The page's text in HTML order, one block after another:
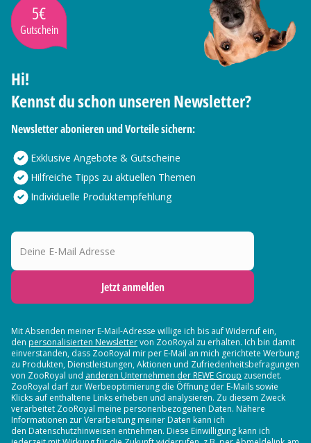
5€
Gutschein
Hi!
Kennst du schon unseren Newsletter?
Newsletter abonieren und Vorteile sichern:
Exklusive Angebote & Gutscheine
Hilfreiche Tipps zu aktuellen Themen
Individuelle Produktempfehlung
Deine E-Mail Adresse
Jetzt anmelden
Mit Absenden meiner E-Mail-Adresse willige ich bis auf Widerruf ein,
den personalisierten Newslettervon ZooRoyal zu erhalten. Ich bin damit
einverstanden, dass ZooRoyal mir per E-Mail an mich gerichtete Werbung
zu Produkten, Dienstleistungen, Aktionen und Zufriedenheitsbefragungen
von ZooRoyal und anderen Unternehmen der REWE Group zusendet.
ZooRoyal darf zur Werbeoptimierung die Öffnung der E-Mails sowie
Klicks auf enthaltene Links erheben und analysieren. Zu diesem Zweck
verarbeitet ZooRoyal meine personenbezogenen Daten. Nähere
Informationen zur Verarbeitung meiner Daten kann ich
den Datenschutzhinweisen entnehmen. Diese Einwilligung kann ich